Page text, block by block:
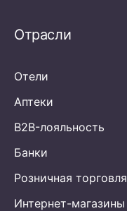
Отрасли
Отели
Аптеки
B2B-лояльность
Банки
Розничная торговля
Интернет-магазины